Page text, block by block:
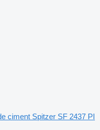
ciment Spitzer SF 2437 PI